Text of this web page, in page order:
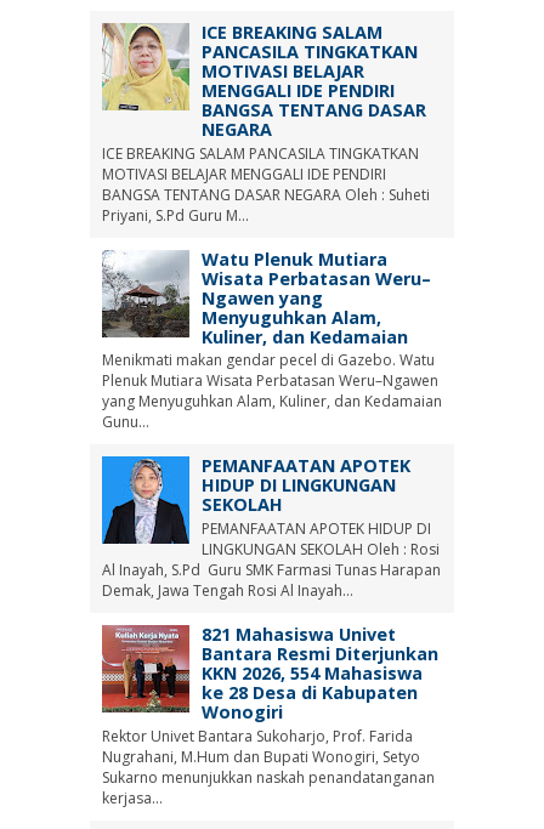
ICE BREAKING SALAM
PANCASILA TINGKATKAN
MOTIVASI BELAJAR
MENGGALI IDE PENDIRI
BANGSA TENTANG DASAR
NEGARA
ICE BREAKING SALAM PANCASILA TINGKATKAN
MOTIVASI BELAJAR MENGGALI IDE PENDIRI
BANGSA TENTANG DASAR NEGARA Oleh : Suheti
Priyani, S.Pd Guru M...
Watu Plenuk Mutiara
Wisata Perbatasan Weru–
Ngawen yang
Menyuguhkan Alam,
Kuliner, dan Kedamaian
Menikmati makan gendar pecel di Gazebo. Watu
Plenuk Mutiara Wisata Perbatasan Weru–Ngawen
yang Menyuguhkan Alam, Kuliner, dan Kedamaian
Gunu...
PEMANFAATAN APOTEK
HIDUP DI LINGKUNGAN
SEKOLAH
PEMANFAATAN APOTEK HIDUP DI
LINGKUNGAN SEKOLAH Oleh : Rosi
Al Inayah, S.Pd Guru SMK Farmasi Tunas Harapan
Demak, Jawa Tengah Rosi Al Inayah...
821 Mahasiswa Univet
Bantara Resmi Diterjunkan
KKN 2026, 554 Mahasiswa
ke 28 Desa di Kabupaten
Wonogiri
Rektor Univet Bantara Sukoharjo, Prof. Farida
Nugrahani, M.Hum dan Bupati Wonogiri, Setyo
Sukarno menunjukkan naskah penandatanganan
kerjasa...